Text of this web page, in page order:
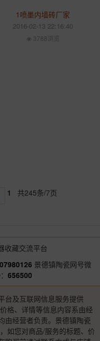
1喷墨内墙砖厂家
2016-02-13 22:16:40
3788浏览
1 共245条/7页
收藏交流平台
景德镇陶瓷网号微
656500
台及互联网信息服务提供
格、详情等信息内容系由经
由经营者负责。景德镇陶瓷
如您对商品/服务的标题、价